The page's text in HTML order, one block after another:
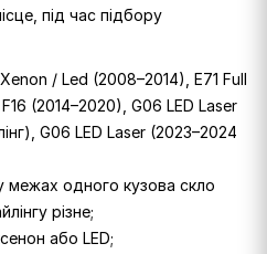
під час підбору
Xenon / Led (2008–2014), E71 Full
(2014–2020), G06 LED Laser
G06 LED Laser (2023–2024
межах одного кузова скло
різне;
або LED;